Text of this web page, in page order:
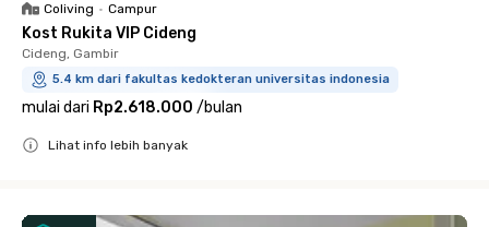
Coliving • Campur
Kost Rukita VIP Cideng
Cideng, Gambir
5.4 km dari fakultas kedokteran universitas indonesia
mulai dari Rp2.618.000 /bulan
Lihat info lebih banyak